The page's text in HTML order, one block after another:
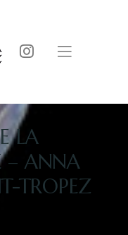
LA
– ANNA
TROPEZ